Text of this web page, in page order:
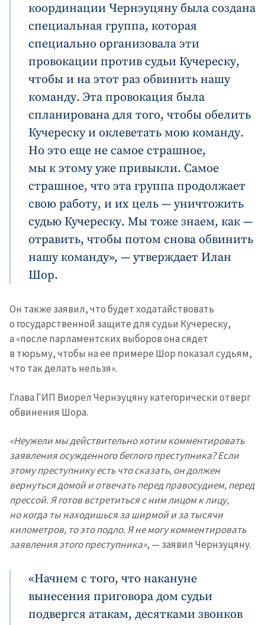
координации Чернэуцяну была создана
специальная группа, которая
специально организовала эти
провокации против судьи Кучереску,
чтобы и на этот раз обвинить нашу
команду. Эта провокация была
спланирована для того, чтобы обелить
Кучереску и оклеветать мою команду.
Но это еще не самое страшное,
мы к этому уже привыкли. Самое
страшное, что эта группа продолжает
свою работу, и их цель — уничтожить
судью Кучереску. Мы тоже знаем, как —
отравить, чтобы потом снова обвинить
нашу команду», — утверждает Илан
Шор.
Он также заявил, что будет ходатайствовать
о государственной защите для судьи Кучереску,
а «после парламентских выборов она сядет
в тюрьму, чтобы на ее примере Шор показал судьям,
что так делать нельзя».
Глава ГИП Виорел Чернэуцяну категорически отверг
обвинения Шора.
«Неужели мы действительно хотим комментировать
заявления осужденного беглого преступника? Если
этому преступнику есть что сказать, он должен
вернуться домой и отвечать перед правосудием, перед
прессой. Я готов встретиться с ним лицом к лицу,
но когда ты находишься за ширмой и за тысячи
километров, то это подло. Я не могу комментировать
заявления этого преступника», — заявил Чернэуцяну.
«Начнем с того, что накануне
вынесения приговора дом судьи
подвергся атакам, десятками звонков